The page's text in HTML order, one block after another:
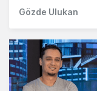
Gözde Ulukan